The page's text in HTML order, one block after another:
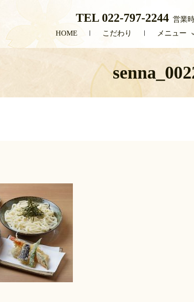
TEL 022-797-2244 営業
HOME
こだわり メニュー